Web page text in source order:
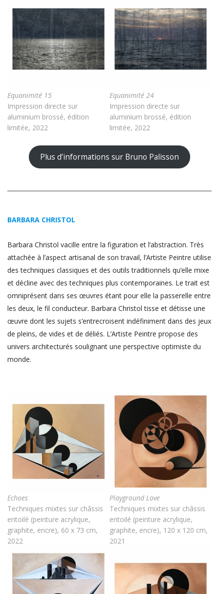
Equanimité 15
Impression directe sur
aluminium brossé, édition
limitée, 2022
Equanimité 24
Impression directe sur
aluminium brossé, édition
limitée, 2022
Plus d’informations sur Bruno Palisson
BARBARA CHRISTOL
Barbara Christol vacille entre la figuration et l’abstraction. Très
attachée à l’aspect artisanal de son travail, l’Artiste Peintre utilise
des techniques classiques et des outils traditionnels qu’elle mixe
et décline avec des techniques plus contemporaines. Le trait est
omniprésent dans ses œuvres étant pour elle la passerelle entre
les deux, le fil conducteur. Barbara Christol tisse et détisse une
œuvre dont les sujets s’entrecroisent indéfiniment dans des jeux
de pleins, de vides et de déliés. L’Artiste Peintre propose des
univers architecturés soulignant une perspective optimiste du
monde.
Echoes
Techniques mixtes sur châssis
entoilé (peinture acrylique,
graphite, encre), 60 x 73 cm,
2022
Playground Love
Techniques mixtes sur châssis
entoilé (peinture acrylique,
graphite, encre), 120 x 120 cm,
2021